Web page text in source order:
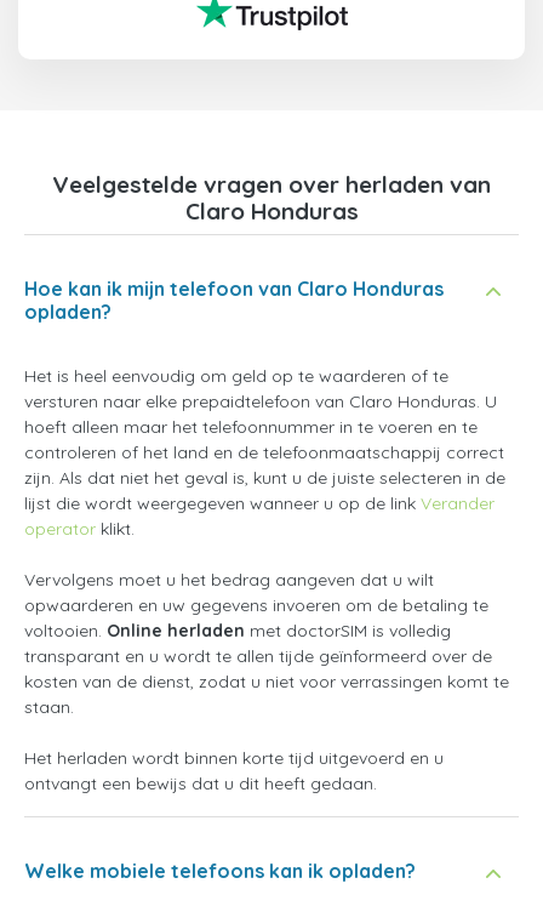
Veelgestelde vragen over herladen van
Claro Honduras
Hoe kan ik mijn telefoon van Claro Honduras
opladen?
Het is heel eenvoudig om geld op te waarderen of te
versturen naar elke prepaidtelefoon van Claro Honduras. U
hoeft alleen maar het telefoonnummer in te voeren en te
controleren of het land en de telefoonmaatschappij correct
zijn. Als dat niet het geval is, kunt u de juiste selecteren in de
lijst die wordt weergegeven wanneer u op de link Verander
operator klikt.
Vervolgens moet u het bedrag aangeven dat u wilt
opwaarderen en uw gegevens invoeren om de betaling te
voltooien. Online herladen met doctorSIM is volledig
transparant en u wordt te allen tijde geïnformeerd over de
kosten van de dienst, zodat u niet voor verrassingen komt te
staan.
Het herladen wordt binnen korte tijd uitgevoerd en u
ontvangt een bewijs dat u dit heeft gedaan.
Welke mobiele telefoons kan ik opladen?